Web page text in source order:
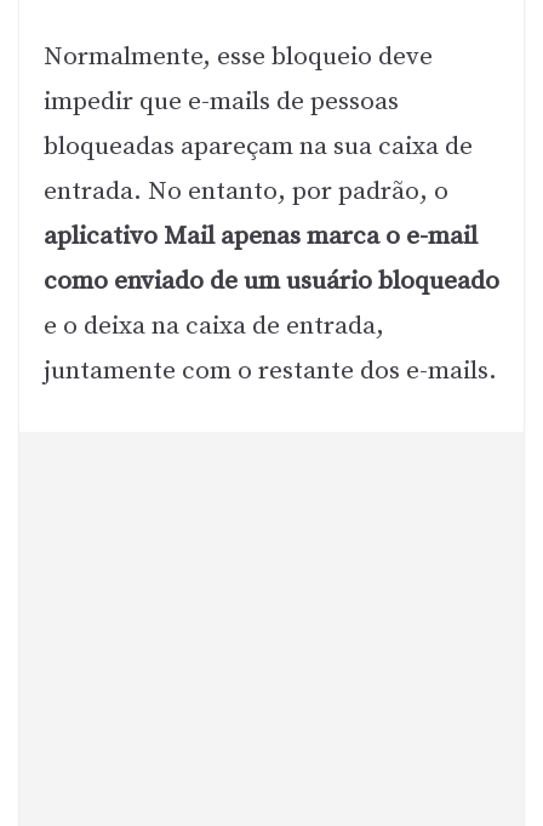
Normalmente, esse bloqueio deve
impedir que e-mails de pessoas
bloqueadas apareçam na sua caixa de
entrada. No entanto, por padrão, o
aplicativo Mail apenas marca o e-mail
como enviado de um usuário bloqueado
e o deixa na caixa de entrada,
juntamente com o restante dos e-mails.